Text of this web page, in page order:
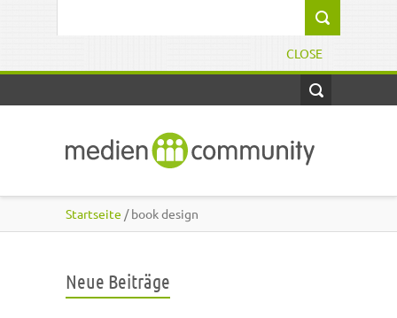
CLOSE
Startseite / book design
Neue Beiträge